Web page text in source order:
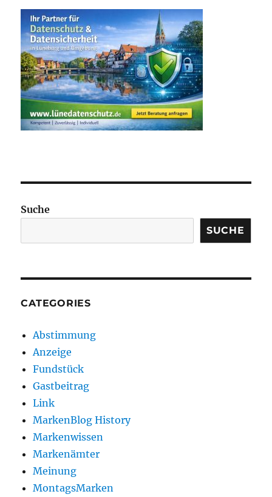
Suche
SUCHE
CATEGORIES
Abstimmung
Anzeige
Fundstück
Gastbeitrag
Link
MarkenBlog History
Markenwissen
Markenämter
Meinung
MontagsMarken